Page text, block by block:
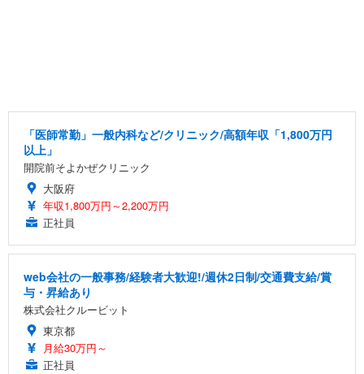
「医師常勤」一般内科など/クリニック/高額年収「1,800万円
以上」
開院前そよかぜクリニック
大阪府
年収1,800万円～2,200万円
正社員
web会社の一般事務/経験者大歓迎!/週休2日制/交通費支給/賞
与・昇給あり
株式会社クルービット
東京都
月給30万円～
正社員